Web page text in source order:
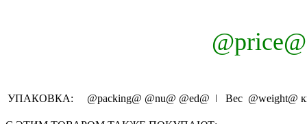
@price@
УПАКОВКА: @packing@ @nu@ @ed@ ǀ Вес @weight@